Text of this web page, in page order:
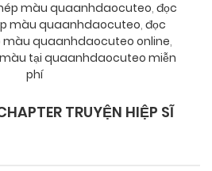
màu quaanhdaocuteo, đọc
màu quaanhdaocuteo, đọc
màu quaanhdaocuteo online,
màu tại quaanhdaocuteo miễn
phí
TRUYỆN HIỆP SĨ